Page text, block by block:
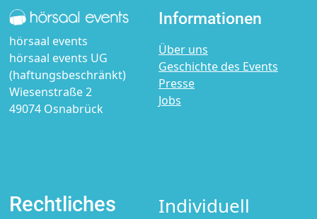
hörsaal events
hörsaal events UG
(haftungsbeschränkt)
Wiesenstraße 2
49074 Osnabrück
Informationen
Über uns
Geschichte des Events
Presse
Jobs
Rechtliches Individuell